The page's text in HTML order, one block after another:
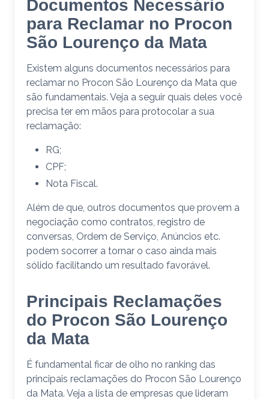
Documentos Necessário
para Reclamar no Procon
São Lourenço da Mata
Existem alguns documentos necessários para
reclamar no Procon São Lourenço da Mata que
são fundamentais. Veja a seguir quais deles você
precisa ter em mãos para protocolar a sua
reclamação:
RG;
CPF;
Nota Fiscal.
Além de que, outros documentos que provem a
negociação como contratos, registro de
conversas, Ordem de Serviço, Anúncios etc.
podem socorrer a tornar o caso ainda mais
sólido facilitando um resultado favorável.
Principais Reclamações
do Procon São Lourenço
da Mata
É fundamental ficar de olho no ranking das
principais reclamações do Procon São Lourenço
da Mata. Veja a lista de empresas que lideram